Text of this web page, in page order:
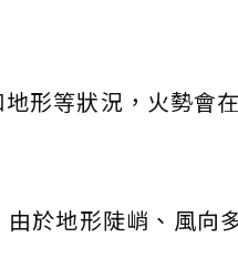
形等狀況，火勢會
於地形陡峭、風向